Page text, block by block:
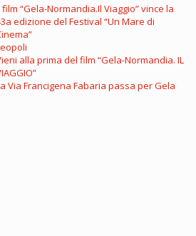
film “Gela-Normandia.Il Viaggio” vince la
edizione del Festival “Un Mare di
alla prima del film “Gela-Normandia. IL
Via Francigena Fabaria passa per Gela